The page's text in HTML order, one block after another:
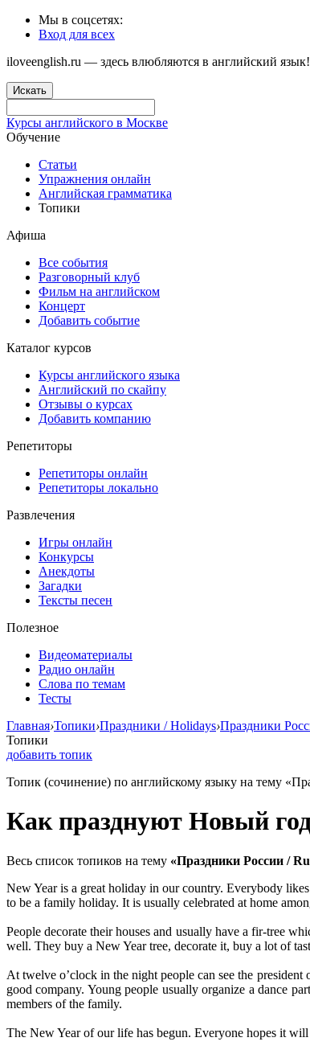
Мы в соцсетях:
Вход для всех
iloveenglish.ru — здесь влюбляются в английский язык!
Искать
Курсы английского в Москве
Обучение
Статьи
Упражнения онлайн
Английская грамматика
Топики
Афиша
Все события
Разговорный клуб
Фильм на английском
Концерт
Добавить событие
Каталог курсов
Курсы английского языка
Английский по скайпу
Отзывы о курсах
Добавить компанию
Репетиторы
Репетиторы онлайн
Репетиторы локально
Развлечения
Игры онлайн
Конкурсы
Анекдоты
Загадки
Тексты песен
Полезное
Видеоматериалы
Радио онлайн
Слова по темам
Тесты
Главная›Топики›Праздники / Holidays›Праздники
Топики
добавить топик
Топик (сочинение) по английскому языку на тему
Как празднуют Новый
Весь список топиков на тему «Праздники России /
New Year is a great holiday in our country. Everybody
to be a family holiday. It is usually celebrated at home
People decorate their houses and usually have a fir-tree
well. They buy a New Year tree, decorate it, buy a lot of
At twelve o’clock in the night people can see the
good company. Young people usually organize a dance
members of the family.
The New Year of our life has begun. Everyone hopes it